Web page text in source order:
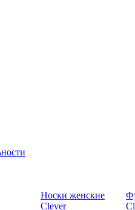
Носки женские
Clever